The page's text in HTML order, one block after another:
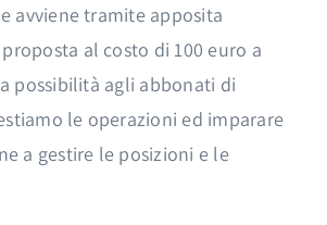
avviene tramite apposita
al costo di 100 euro a
possibilità agli abbonati di
le operazioni ed imparare
a gestire le posizioni e le